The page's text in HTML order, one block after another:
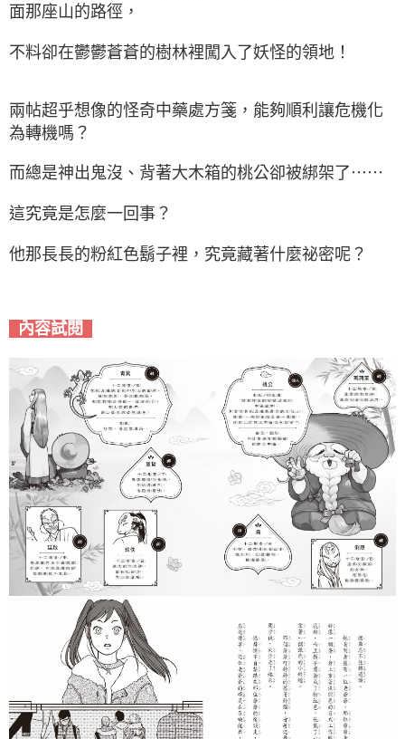
面那座山的路徑，
不料卻在鬱鬱蒼蒼的樹林裡闖入了妖怪的領地！
兩帖超乎想像的怪奇中藥處方箋，能夠順利讓危機化
為轉機嗎？
而總是神出鬼沒、背著大木箱的桃公卻被綁架了⋯⋯
這究竟是怎麼一回事？
他那長長的粉紅色鬍子裡，究竟藏著什麼祕密呢？
內容試閱